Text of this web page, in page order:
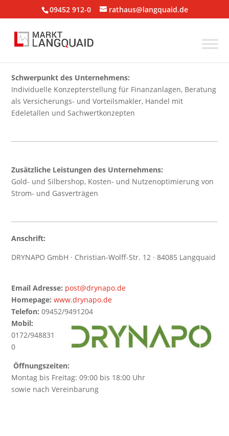
09452 912-0 rathaus@langquaid.de
Schwerpunkt des Unternehmens:
Individuelle Konzepterstellung für Finanzanlagen, Beratung
als Versicherungs- und Vorteilsmakler, Handel mit
Edeletallen und Sachwertkonzepten
Zusätzliche Leistungen des Unternehmens:
Gold- und Silbershop, Kosten- und Nutzenoptimierung von
Strom- und Gasverträgen
Anschrift:
DRYNAPO GmbH · Christian-Wolff-Str. 12 · 84085 Langquaid
Email Adresse: post@drynapo.de
Homepage: www.drynapo.de
Telefon: 09452/9491204
Mobil:
0172/948831
0
Öffnungszeiten:
Montag bis Freitag: 09:00 bis 18:00 Uhr
sowie nach Vereinbarung